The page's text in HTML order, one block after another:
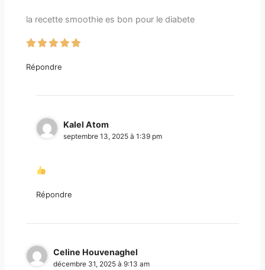
la recette smoothie es bon pour le diabete
Répondre
Kalel Atom
septembre 13, 2025 à 1:39 pm
Répondre
Celine Houvenaghel
décembre 31, 2025 à 9:13 am